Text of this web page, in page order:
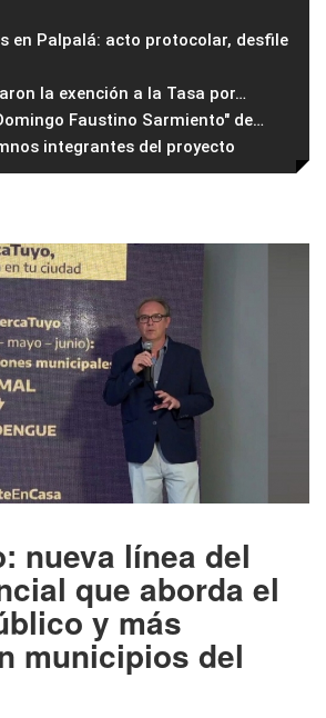
en Palpalá: acto protocolar, desfile
la exención a la Tasa por…
Faustino Sarmiento" de…
integrantes del proyecto
nueva línea del
que aborda el
y más
municipios del